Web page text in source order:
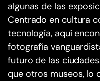
algunas de las
Centrado en cultura
tecnología, aquí
fotografía
futuro de las
que otros museos, lo